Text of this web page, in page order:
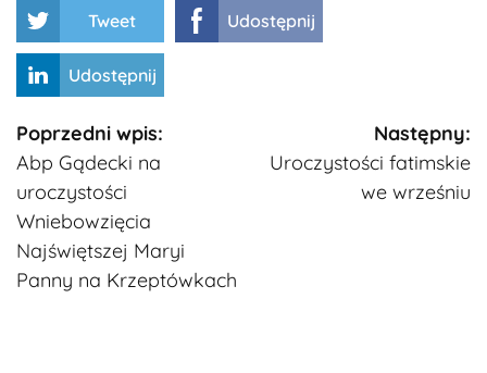
Tweet Udostępnij
Udostępnij
Kontynuuj
czytanie
Poprzedni wpis:
Abp Gądecki na
uroczystości
Wniebowzięcia
Najświętszej Maryi
Panny na Krzeptówkach
Następny:
Uroczystości fatimskie
we wrześniu